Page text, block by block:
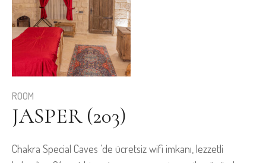
ROOM
JASPER (203)
Chakra Special Caves ’de ücretsiz wifi imkanı, lezzetli